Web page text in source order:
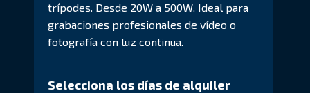
trípodes. Desde 20W a 500W. Ideal para
grabaciones profesionales de vídeo o
fotografía con luz continua.
Selecciona los días de alquiler